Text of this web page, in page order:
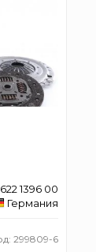
622 1396 00
Германия
299809-6